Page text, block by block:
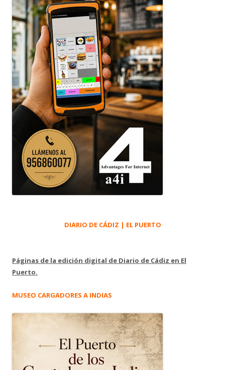
DIARIO DE CÁDIZ | EL PUERTO
Páginas de la edición digital de Diario de Cádiz en El
Puerto.
MUSEO CARGADORES A INDIAS